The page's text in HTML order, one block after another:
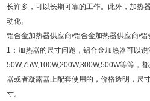
长许多，可以长期可靠的工作。此外，加热
动化。
铝合金加热器供应商/铝合金加热器供应商/
1：加热器的尺寸问题，铝合金加热器可以
50W,75W,100W,200W,300W,500W等等，
器或者凝露器上配套使用的，价格透明，
寸。